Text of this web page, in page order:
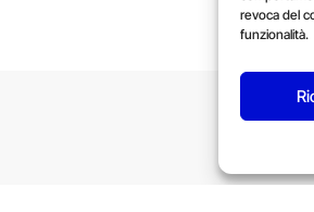
revoca del
funzionalità.